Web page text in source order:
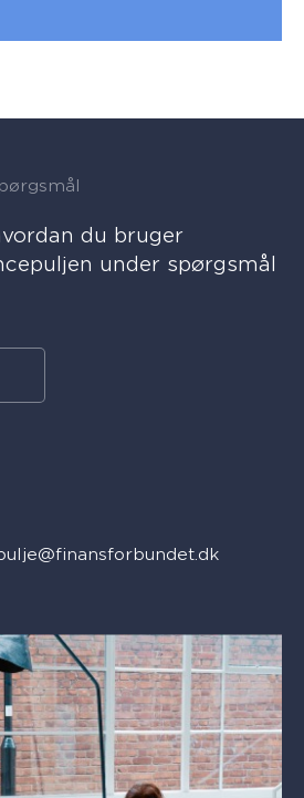
du bruger
under spørgsmål